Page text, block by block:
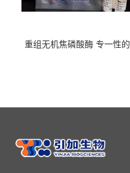
重组无机焦磷酸酶 专一性的